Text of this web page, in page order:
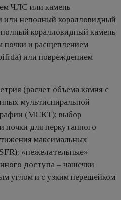
ЧЛС или камень
или неполный коралловидный
коралловидный камень
почки и расщеплением
или повреждением
(расчет объема камня с
мультиспиральной
(МСКТ); выбор
почки для перкутанного
максимальных
«нежелательные»
доступа – чашечки
углом и с узким перешейком